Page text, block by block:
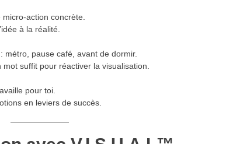
action concrète.
à la réalité.
métro, pause café, avant de dormir.
suffit pour réactiver la visualisation.
pour toi.
en leviers de succès.